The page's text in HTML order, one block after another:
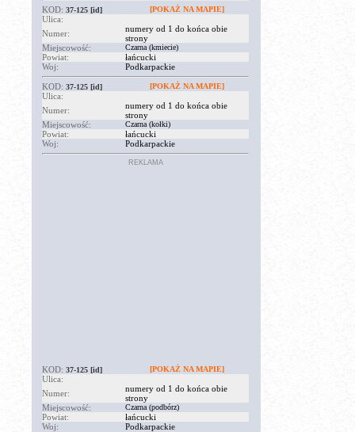
KOD: 37-125 [id] [POKAŻ NA MAPIE]
Ulica:
Numer:
numery od 1 do końca obie
strony
Miejscowość:
Czarna (kmiecie)
Powiat:
łańcucki
Woj:
Podkarpackie
KOD: 37-125 [id] [POKAŻ NA MAPIE]
Ulica:
Numer:
numery od 1 do końca obie
strony
Miejscowość:
Czarna (kołki)
Powiat:
łańcucki
Woj:
Podkarpackie
REKLAMA
KOD: 37-125 [id] [POKAŻ NA MAPIE]
Ulica:
Numer:
numery od 1 do końca obie
strony
Miejscowość:
Czarna (podbórz)
Powiat:
łańcucki
Woj:
Podkarpackie